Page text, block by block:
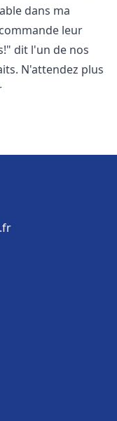
dans ma
leur
dit l'un de nos
N'attendez plus